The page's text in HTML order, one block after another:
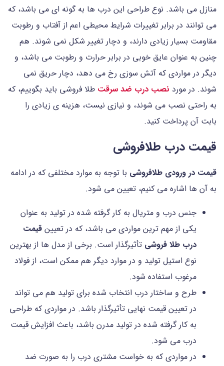
منازل می باشد. نوع طراحی این درب ها به گونه ای می باشد، که
می توانند در برابر تغییرات شرایط محیطی اعم از آفتاب و رطوبت
مقاومت بسیار زیادی دارند، و دچار تغییر شکل نمی شوند. هم
چنین به عنوان عایق خوبی در برابر حرارت و رطوبت می باشد، و
دیگر در مواردی که آتش سوزی رخ می دهد، دچار حریق نمی
شوند. در مورد نصب درب ضد سرقت طلا فروشی باید بگوییم، که
به راحتی نصب می شوند، و نیازی نیست، هزینه ی زیادی را
بابت آن پرداخت کنید.
قیمت درب طلافروشی
قیمت در ورودی طلافروشی با توجه به موارد مختلفی که در ادامه
به آن ها اشاره می کنیم، تعیین می شود.
جنس درب و متریال به کار گرفته شده در تولید به عنوان
یکی از مهم ترین مواردی می باشد، که در تعیین قیمت
درب طلا فروشی تأثیرگذار است. برخی از مدل ها از بهترین
نوع استیل تولید و در موارد دیگر هم ممکن است، از فولاد
مرغوب استفاده شود.
طرح و ساختار درب انتخاب شده برای تولید هم می تواند
در تعیین قیمت نهایی تأثیرگذار باشد. در مواردی که طراحی
به کار گرفته شده در تولید مدرن باشد، باعث افزایش قیمت
درب می شود.
در مواردی که به خواست مشتری درب را به صورت ضد